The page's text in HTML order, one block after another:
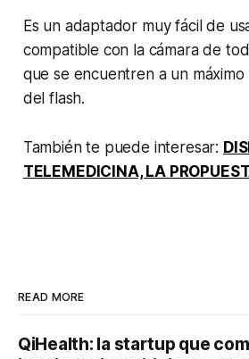
Es un adaptador muy fácil de
compatible con la cámara de
que se encuentren a un máximo
del flash.
También te puede interesar:
TELEMEDICINA, LA
READ MORE
QiHealth: la startup que